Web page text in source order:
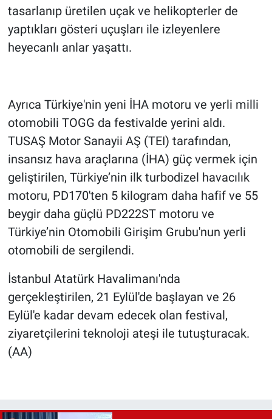
tasarlanıp üretilen uçak ve helikopterler de
yaptıkları gösteri uçuşları ile izleyenlere
heyecanlı anlar yaşattı.
Ayrıca Türkiye'nin yeni İHA motoru ve yerli milli
otomobili TOGG da festivalde yerini aldı.
TUSAŞ Motor Sanayii AŞ (TEI) tarafından,
insansız hava araçlarına (İHA) güç vermek için
geliştirilen, Türkiye’nin ilk turbodizel havacılık
motoru, PD170'ten 5 kilogram daha hafif ve 55
beygir daha güçlü PD222ST motoru ve
Türkiye’nin Otomobili Girişim Grubu'nun yerli
otomobili de sergilendi.
İstanbul Atatürk Havalimanı'nda
gerçekleştirilen, 21 Eylül'de başlayan ve 26
Eylül'e kadar devam edecek olan festival,
ziyaretçilerini teknoloji ateşi ile tutuşturacak.
(AA)